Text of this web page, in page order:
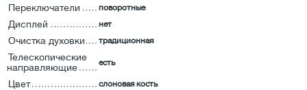
Переключатели поворотные
Дисплей нет
Очистка духовки традиционная
Телескопические
направляющие
есть
Цвет слоновая кость